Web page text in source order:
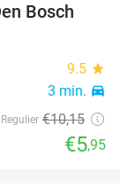
41%
Bosch
9.5 star
3 min. directions_car
Regulier €10,15
€5,95